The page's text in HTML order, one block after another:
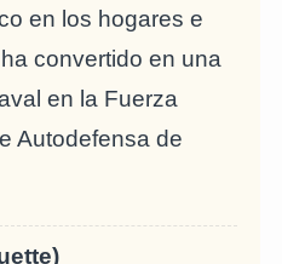
en los hogares e
convertido en una
en la Fuerza
Autodefensa de